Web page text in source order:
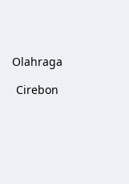
Olahraga
Cirebon